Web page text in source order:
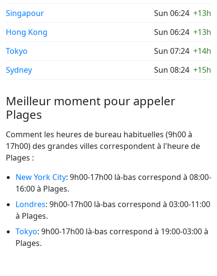
Singapour
Sun 06:24 +13h
Hong Kong
Sun 06:24 +13h
Tokyo
Sun 07:24 +14h
Sydney
Sun 08:24 +15h
Meilleur moment pour appeler
Plages
Comment les heures de bureau habituelles (9h00 à
17h00) des grandes villes correspondent à l'heure de
Plages :
New York City: 9h00-17h00 là-bas correspond à 08:00-
16:00 à Plages.
Londres: 9h00-17h00 là-bas correspond à 03:00-11:00
à Plages.
Tokyo: 9h00-17h00 là-bas correspond à 19:00-03:00 à
Plages.